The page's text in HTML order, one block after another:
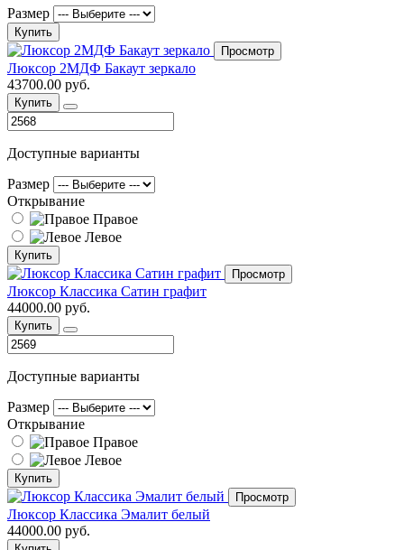
Размер
Купить
Просмотр
Люксор 2МДФ Бакаут зеркало
43700.00 руб.
Купить
Доступные варианты
Размер
Открывание
Правое
Левое
Купить
Просмотр
Люксор Классика Сатин графит
44000.00 руб.
Купить
Доступные варианты
Размер
Открывание
Правое
Левое
Купить
Просмотр
Люксор Классика Эмалит белый
44000.00 руб.